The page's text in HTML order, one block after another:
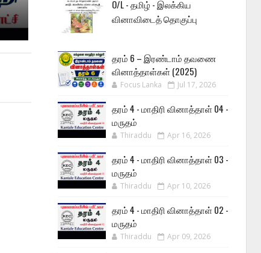
O/L - தமிழ் - இலக்கிய
வினாவிடைத் தொகுப்பு
தரம் 6 – இரண்டாம் தவணை
வினாத்தாள்கள் (2025)
Focus Lanka Jul 17, 2026
தரம் 4 - மாதிரி வினாத்தாள் 04 -
மருதம்
Thiraddu Apr 16, 2026
தரம் 4 - மாதிரி வினாத்தாள் 03 -
மருதம்
Thiraddu Apr 10, 2026
தரம் 4 - மாதிரி வினாத்தாள் 02 -
மருதம்
Thiraddu Apr 09, 2026